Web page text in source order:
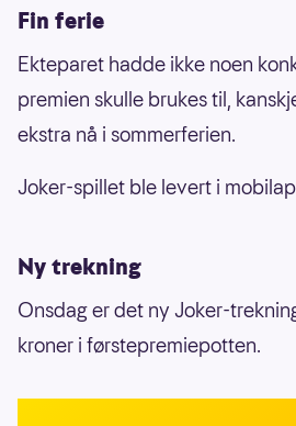
Fin ferie
Ekteparet hadde ikke noen
premien skulle brukes til,
ekstra nå i sommerferien.
Joker-spillet ble levert i
Ny trekning
Onsdag er det ny Joker-
kroner i førstepremiepotten.